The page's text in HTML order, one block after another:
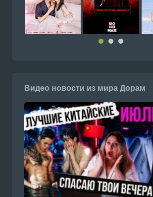
Видео новости из мира Дорам